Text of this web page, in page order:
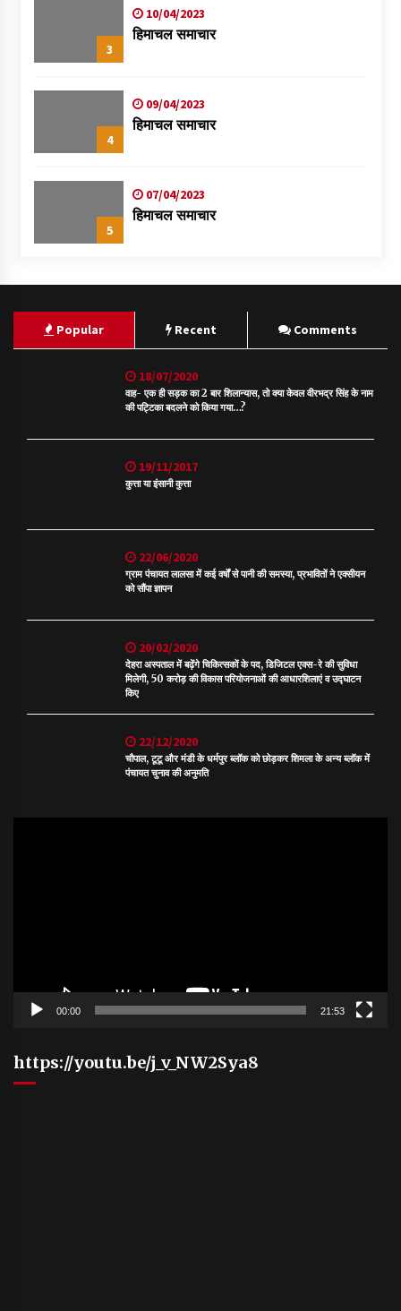
3
10/04/2023
हिमाचल समाचार
4
09/04/2023
हिमाचल समाचार
5
07/04/2023
हिमाचल समाचार
Popular Recent Comments
18/07/2020
वाह- एक ही सड़क का 2 बार शिलान्यास, तो क्या केवल वीरभद्र सिंह के नाम
की पट्टिका बदलने को किया गया…?
19/11/2017
कुत्ता या इंसानी कुत्ता
22/06/2020
ग्राम पंचायत लालसा में कई वर्षों से पानी की समस्या, प्रभावितों ने एक्सीयन
को सौंपा ज्ञापन
20/02/2020
देहरा अस्पताल में बढ़ेंगे चिकित्सकों के पद, डिजिटल एक्स-रे की सुविधा
मिलेगी, 50 करोड़ की विकास परियोजनाओं की आधारशिलाएं व उद्घाटन
किए
22/12/2020
चौपाल, टूटू और मंडी के धर्मपुर ब्लॉक को छोड़कर शिमला के अन्य ब्लॉक में
पंचायत चुनाव की अनुमति
00:00 21:53
https://youtu.be/j_v_NW2Sya8